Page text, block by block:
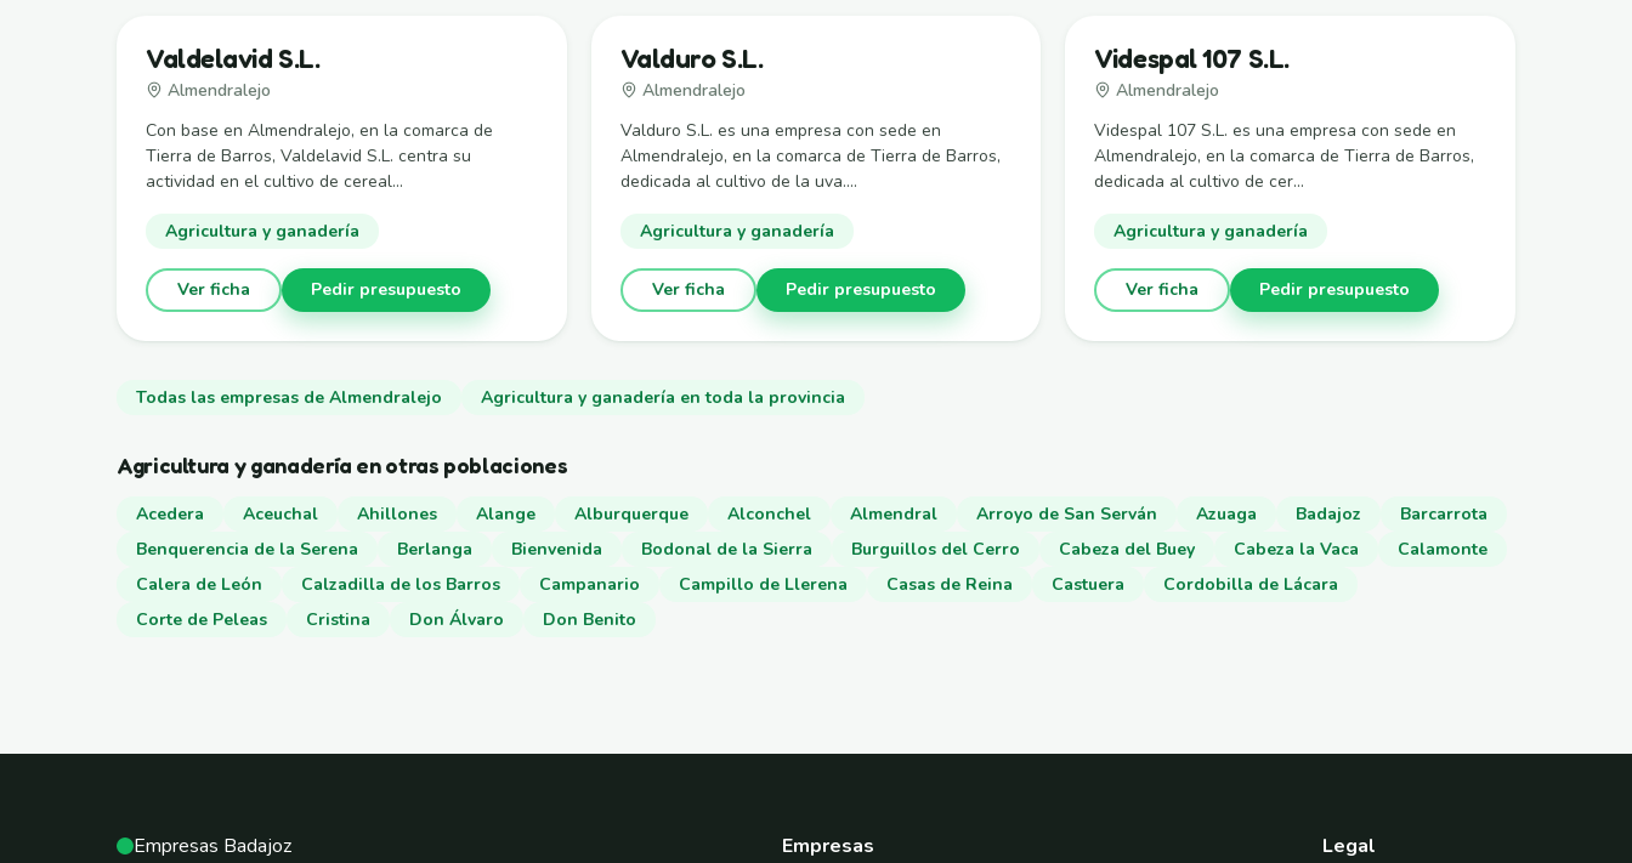
Valdelavid S.L.
Almendralejo
Con base en Almendralejo, en la comarca de
Tierra de Barros, Valdelavid S.L. centra su
actividad en el cultivo de cereal...
Agricultura y ganadería
Ver ficha Pedir presupuesto
Valduro S.L.
Almendralejo
Valduro S.L. es una empresa con sede en
Almendralejo, en la comarca de Tierra de Barros,
dedicada al cultivo de la uva....
Agricultura y ganadería
Ver ficha Pedir presupuesto
Videspal 107 S.L.
Almendralejo
Videspal 107 S.L. es una empresa con sede en
Almendralejo, en la comarca de Tierra de Barros,
dedicada al cultivo de cer...
Agricultura y ganadería
Ver ficha Pedir presupuesto
Todas las empresas de Almendralejo Agricultura y ganadería en toda la provincia
Agricultura y ganadería en otras poblaciones
Acedera Aceuchal Ahillones Alange Alburquerque Alconchel Almendral Arroyo de San Serván Azuaga Badajoz
Barcarrota
Benquerencia de la Serena
Berlanga Bienvenida Bodonal de la Sierra Burguillos del Cerro Cabeza del Buey Cabeza la Vaca
Calamonte
Calera de León
Calzadilla de los Barros Campanario Campillo de Llerena Casas de Reina Castuera
Cordobilla de Lácara
Corte de Peleas
Cristina Don Álvaro Don Benito
Empresas Badajoz Empresas Legal